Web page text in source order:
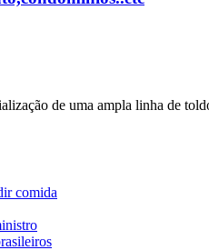
de uma ampla linha de
comida